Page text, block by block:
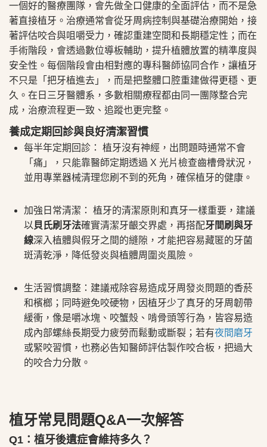
一個好的醫療團隊，會先做全口健康的全面評估，而不是急
著直接植牙。治療通常會從牙周病控制與基礎治療開始，接
著評估咬合與咀嚼受力，確認重建空間和長期穩定性；而在
手術階段，會透過數位導板輔助，提升植體放置的精準度與
安全性。每個階段會由相對應的專科醫師協同合作，讓植牙
不只是「把牙植進去」，而是把整體口腔重建做得更穩、更
久。在日三牙醫體系，多數相關療程都由同一團隊整合完
成，治療流程更一致、追蹤也更完整。
養成定期回診與良好清潔習慣
每半年定期回診： 植牙沒有神經，出問題時通常不會
「痛」，只能靠醫師定期透過 X 光片檢查齒槽骨狀況，
並用專業器械清理您刷不到的死角，確保植牙的健康。
加強日常清潔： 植牙的清潔原則和真牙一樣重要，建議
以貝氏刷牙法確實清潔牙齦交界處，再搭配牙間刷與牙
線深入植體與假牙之間的縫隙，才能把容易藏匿的牙菌
斑清乾淨，降低發炎與植體周圍炎風險。
生活習慣調整：建議戒除容易造成牙周發炎問題的香菸
和檳榔；同時避免咬硬物，因植牙少了真牙的牙周韌帶
緩衝，像是嚼冰塊、咬蟹殼、啃骨頭等行為，皆容易造
成內部螺絲長期受力疲勞而鬆動或斷裂；若有夜間磨牙
或緊咬習慣，也務必告知醫師評估製作咬合板，把過大
的咬合力分散。
植牙常見問題Q&A一次解答
Q1：植牙後遺症會維持多久？